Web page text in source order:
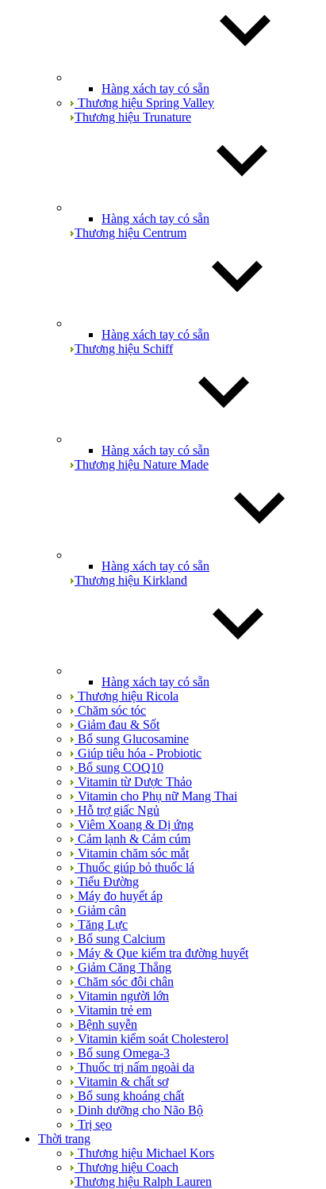
Hàng xách tay có sẵn
Thương hiệu Spring Valley
Thương hiệu Trunature
Hàng xách tay có sẵn
Thương hiệu Centrum
Hàng xách tay có sẵn
Thương hiệu Schiff
Hàng xách tay có sẵn
Thương hiệu Nature Made
Hàng xách tay có sẵn
Thương hiệu Kirkland
Hàng xách tay có sẵn
Thương hiệu Ricola
Chăm sóc tóc
Giảm đau & Sốt
Bổ sung Glucosamine
Giúp tiêu hóa - Probiotic
Bổ sung COQ10
Vitamin từ Dược Thảo
Vitamin cho Phụ nữ Mang Thai
Hỗ trợ giấc Ngủ
Viêm Xoang & Dị ứng
Cảm lạnh & Cảm cúm
Vitamin chăm sóc mắt
Thuốc giúp bỏ thuốc lá
Tiểu Đường
Máy đo huyết áp
Giảm cân
Tăng Lực
Bổ sung Calcium
Máy & Que kiểm tra đường huyết
Giảm Căng Thẳng
Chăm sóc đôi chân
Vitamin người lớn
Vitamin trẻ em
Bệnh suyễn
Vitamin kiểm soát Cholesterol
Bổ sung Omega-3
Thuốc trị nấm ngoài da
Vitamin & chất sơ
Bổ sung khoáng chất
Dinh dưỡng cho Não Bộ
Trị sẹo
Thời trang
Thương hiệu Michael Kors
Thương hiệu Coach
Thương hiệu Ralph Lauren